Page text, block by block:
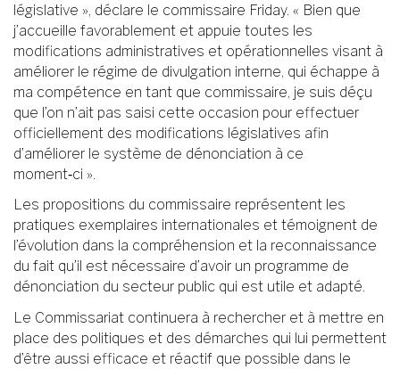
législative », déclare le commissaire Friday. « Bien que
j’accueille favorablement et appuie toutes les
modifications administratives et opérationnelles visant à
améliorer le régime de divulgation interne, qui échappe à
ma compétence en tant que commissaire, je suis déçu
que l’on n’ait pas saisi cette occasion pour effectuer
officiellement des modifications législatives afin
d’améliorer le système de dénonciation à ce
moment‑ci ».
Les propositions du commissaire représentent les
pratiques exemplaires internationales et témoignent de
l’évolution dans la compréhension et la reconnaissance
du fait qu’il est nécessaire d’avoir un programme de
dénonciation du secteur public qui est utile et adapté.
Le Commissariat continuera à rechercher et à mettre en
place des politiques et des démarches qui lui permettent
d’être aussi efficace et réactif que possible dans le